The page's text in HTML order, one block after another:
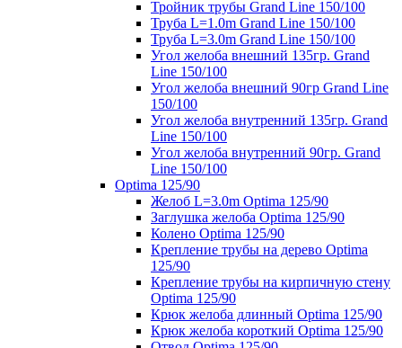
Тройник трубы Grand Line 150/100
Труба L=1.0m Grand Line 150/100
Труба L=3.0m Grand Line 150/100
Угол желоба внешний 135гр. Grand
Line 150/100
Угол желоба внешний 90гр Grand Line
150/100
Угол желоба внутренний 135гр. Grand
Line 150/100
Угол желоба внутренний 90гр. Grand
Line 150/100
Optima 125/90
Желоб L=3.0m Optima 125/90
Заглушка желоба Optima 125/90
Колено Optima 125/90
Крепление трубы на дерево Optima
125/90
Крепление трубы на кирпичную стену
Optima 125/90
Крюк желоба длинный Optima 125/90
Крюк желоба короткий Optima 125/90